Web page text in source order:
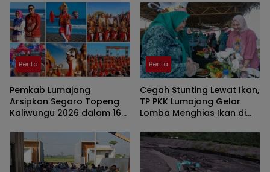
Berita
Pemkab Lumajang
Arsipkan Segoro Topeng
Kaliwungu 2026 dalam 160
Berita
Cegah Stunting Lewat Ikan,
TP PKK Lumajang Gelar
Lomba Menghias Ikan di